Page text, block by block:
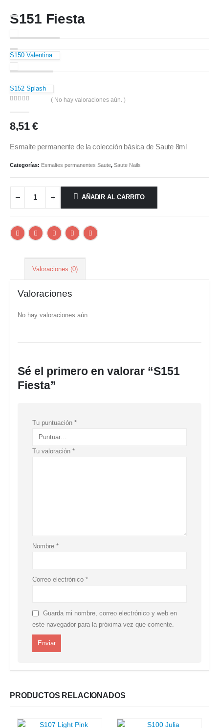
S151 Fiesta
S150 Valentina
S152 Splash
( No hay valoraciones aún. )
8,51 €
Esmalte permanente de la colección básica de Saute 8ml
Categorías: Esmaltes permanentes Saute, Saute Nails
AÑADIR AL CARRITO
Valoraciones (0)
Valoraciones
No hay valoraciones aún.
Sé el primero en valorar “S151
Fiesta”
Tu puntuación *
Tu valoración *
Nombre *
Correo electrónico *
Guarda mi nombre, correo electrónico y web en
este navegador para la próxima vez que comente.
PRODUCTOS RELACIONADOS